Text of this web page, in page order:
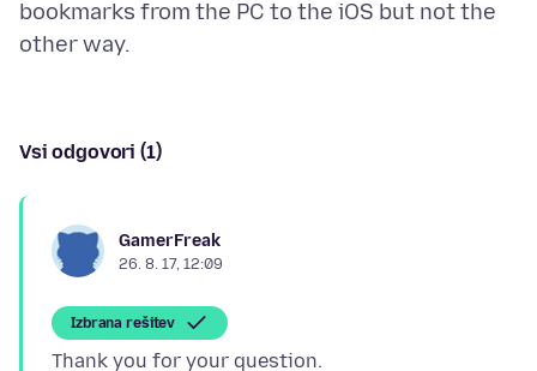
bookmarks from the PC to the iOS but not the
Vsi odgovori (1)
GamerFreak
26. 8. 17, 12:09
Izbrana rešitev